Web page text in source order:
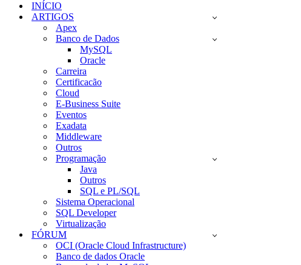
navegaçãoINÍCIO
ARTIGOS
Apex
Banco de Dados
MySQL
Oracle
Carreira
Certificacão
Cloud
E-Business Suite
Eventos
Exadata
Middleware
Outros
Programação
Java
Outros
SQL e PL/SQL
Sistema Operacional
SQL Developer
Virtualização
FÓRUM
OCI (Oracle Cloud Infrastructure)
Banco de dados Oracle